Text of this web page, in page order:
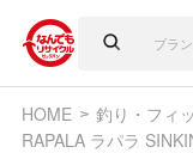
HOME
釣り・フィ
RAPALA ラパラ